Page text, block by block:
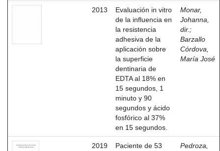
2013
Evaluación in vitro
de la influencia en
la resistencia
adhesiva de la
aplicación sobre
la superficie
dentinaria de
EDTA al 18% en
15 segundos, 1
minuto y 90
segundos y ácido
fosfórico al 37%
en 15 segundos.
Monar,
Johanna,
dir. ;
Barzallo
Córdova,
María José
2019
Paciente de 53
Pedroza,